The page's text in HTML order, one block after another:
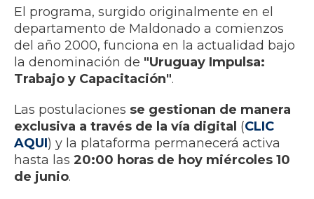
El programa, surgido originalmente en el
departamento de Maldonado a comienzos
del año 2000, funciona en la actualidad bajo
la denominación de "Uruguay Impulsa:
Trabajo y Capacitación".
Las postulaciones se gestionan de manera
exclusiva a través de la vía digital (CLIC
AQUI) y la plataforma permanecerá activa
hasta las 20:00 horas de hoy miércoles 10
de junio.